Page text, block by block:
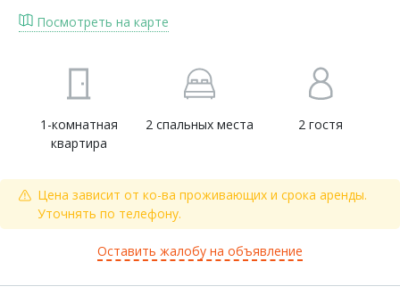
Посмотреть на карте
1-комнатная
квартира
2 спальных места 2 гостя
Цена зависит от ко-ва проживающих и срока аренды.
Уточнять по телефону.
Оставить жалобу на объявление